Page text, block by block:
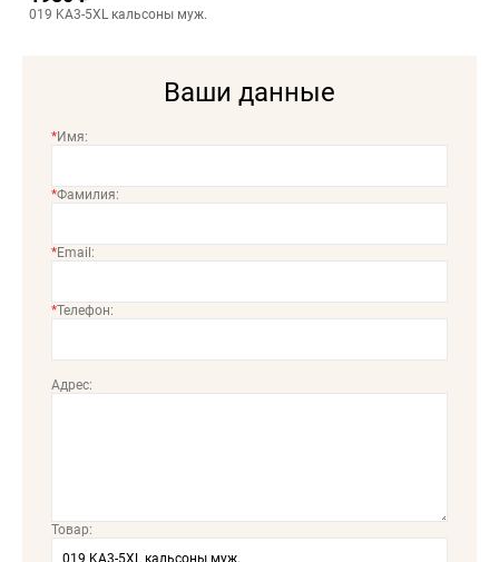
019 KA3-5XL кальсоны муж.
Ваши данные
*Имя:
*Фамилия:
*Email:
*Телефон:
Адрес:
Товар: